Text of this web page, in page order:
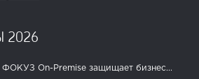
On-Premise защищает бизнес...